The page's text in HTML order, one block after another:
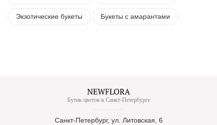
Экзотические букеты Букеты с амарантами
Бутик цветов в Санкт-Петербурге
Санкт-Петербург, ул. Литовская, 6